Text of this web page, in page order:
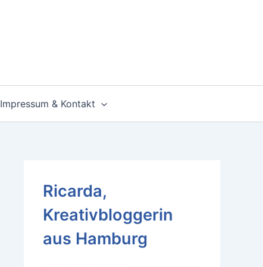
Impressum & Kontakt
Ricarda,
Kreativbloggerin
aus Hamburg